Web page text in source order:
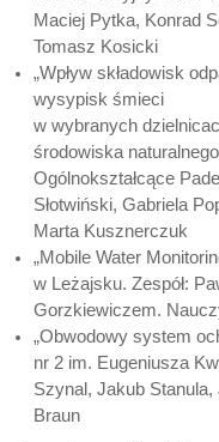
Maciej Pytka, Konrad
Tomasz Kosicki
„Wpływ składowisk
wysypisk śmieci
w wybranych
środowiska
Ogólnokształcące
Słotwiński, Gabriela
Marta Kusznerczuk
„Mobile Water
w Leżajsku. Zespół:
Gorzkiewiczem.
„Obwodowy system
nr 2 im. Eugeniusza
Szynal, Jakub
Braun